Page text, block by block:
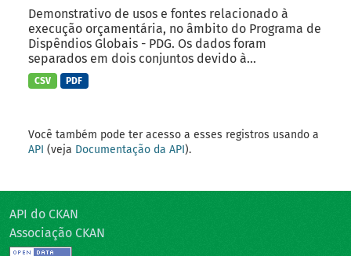
Demonstrativo de usos e fontes relacionado à
execução orçamentária, no âmbito do Programa de
Dispêndios Globais - PDG. Os dados foram
separados em dois conjuntos devido à...
CSV PDF
Você também pode ter acesso a esses registros usando a
API (veja Documentação da API).
API do CKAN
Associação CKAN